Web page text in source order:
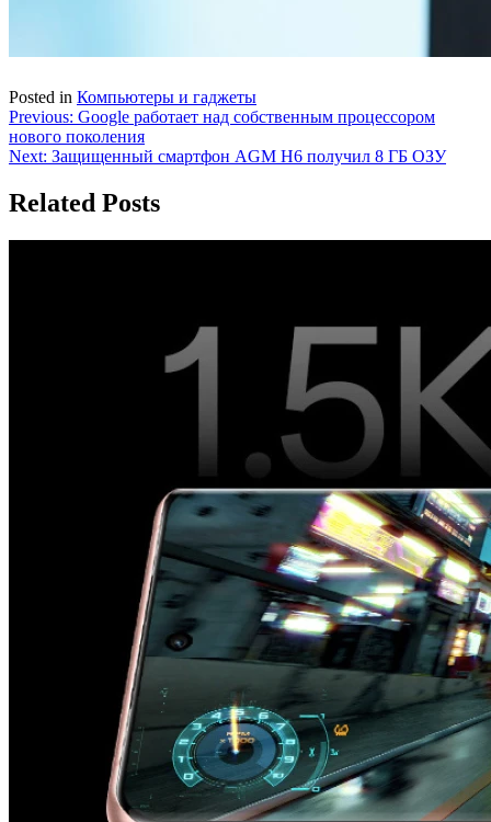
Posted in Компьютеры и гаджеты
Навигация
по
Previous: Google работает над собственным процессором
нового поколения
Next: Защищенный смартфон AGM H6 получил 8 ГБ ОЗУ
Related Posts